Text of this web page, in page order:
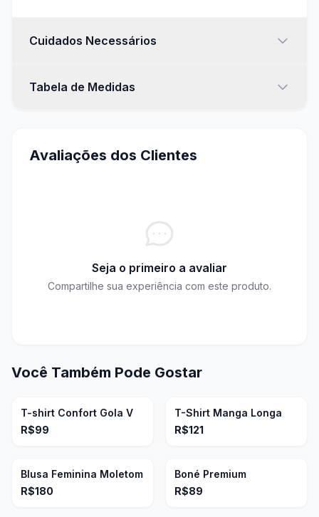
Roupa Íntima
CONFERIR CONFERIR
Cuidados Necessários
peças, siga as recomendações abaixo:
Evite misturar com peças com fivelas ou zíperes
Prefira dobrar ao guardar
Armazene em locais secos e escuros
Evite exposição prolongada ao sol
Lave à mão com sabão neutro
Tabela de Medidas
Avaliações dos Clientes
Seja o primeiro a avaliar
Compartilhe sua experiência com este produto.
Você Também Pode Gostar
T-shirt Confort Gola V
R$99
T-Shirt Manga Longa
R$121
Blusa Feminina Moletom
R$180
Boné Premium
R$89